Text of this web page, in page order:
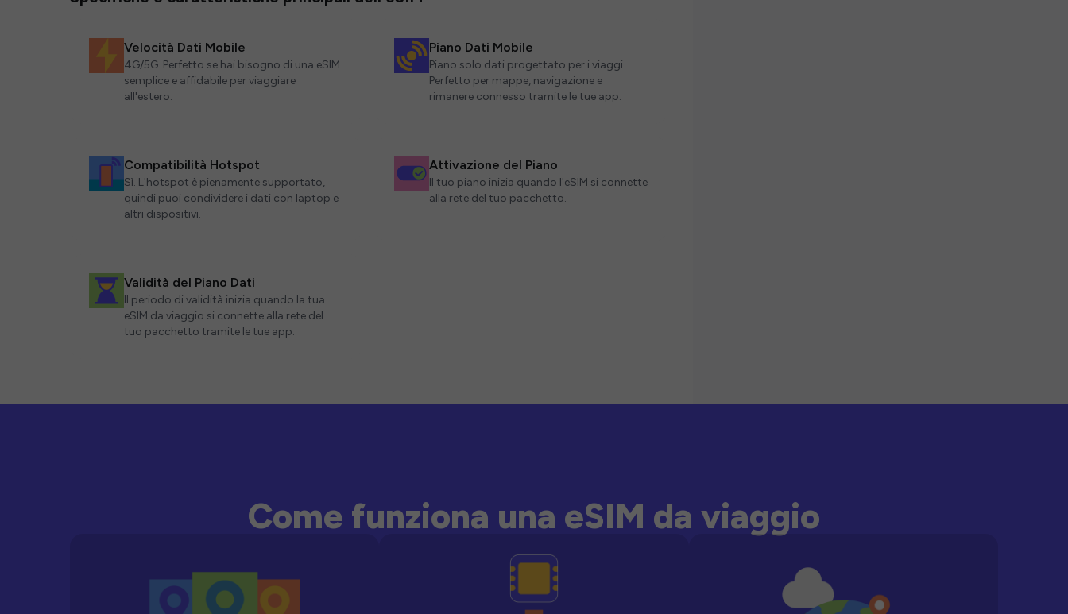
Velocità Dati Mobile
4G/5G. Perfetto se hai bisogno di una eSIM
semplice e affidabile per viaggiare
all'estero.
Piano Dati Mobile
Piano solo dati progettato per i viaggi.
Perfetto per mappe, navigazione e
rimanere connesso tramite le tue app.
Compatibilità Hotspot
Sì. L'hotspot è pienamente supportato,
quindi puoi condividere i dati con laptop e
altri dispositivi.
Attivazione del Piano
Il tuo piano inizia quando l'eSIM si connette
alla rete del tuo pacchetto.
Validità del Piano Dati
Il periodo di validità inizia quando la tua
eSIM da viaggio si connette alla rete del
tuo pacchetto tramite le tue app.
Come funziona una eSIM da viaggio